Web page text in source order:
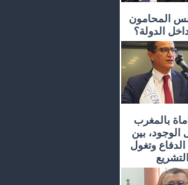
المحامون
الدولة؟
بالمغرب
الوجود، بين
وتغول
التشريع